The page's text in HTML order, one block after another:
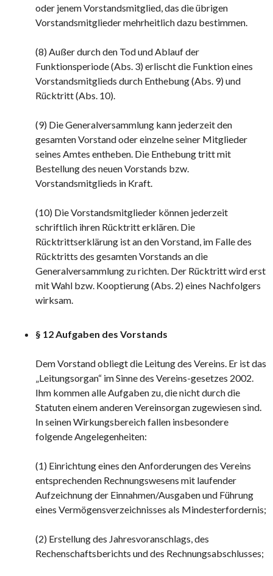
oder jenem Vorstandsmitglied, das die übrigen
Vorstandsmitglieder mehrheitlich dazu bestimmen.
(8) Außer durch den Tod und Ablauf der
Funktionsperiode (Abs. 3) erlischt die Funktion eines
Vorstandsmitglieds durch Enthebung (Abs. 9) und
Rücktritt (Abs. 10).
(9) Die Generalversammlung kann jederzeit den
gesamten Vorstand oder einzelne seiner Mitglieder
seines Amtes entheben. Die Enthebung tritt mit
Bestellung des neuen Vorstands bzw.
Vorstandsmitglieds in Kraft.
(10) Die Vorstandsmitglieder können jederzeit
schriftlich ihren Rücktritt erklären. Die
Rücktrittserklärung ist an den Vorstand, im Falle des
Rücktritts des gesamten Vorstands an die
Generalversammlung zu richten. Der Rücktritt wird erst
mit Wahl bzw. Kooptierung (Abs. 2) eines Nachfolgers
wirksam.
§ 12 Aufgaben des Vorstands
Dem Vorstand obliegt die Leitung des Vereins. Er ist das
„Leitungsorgan“ im Sinne des Vereins-gesetzes 2002.
Ihm kommen alle Aufgaben zu, die nicht durch die
Statuten einem anderen Vereinsorgan zugewiesen sind.
In seinen Wirkungsbereich fallen insbesondere
folgende Angelegenheiten:
(1) Einrichtung eines den Anforderungen des Vereins
entsprechenden Rechnungswesens mit laufender
Aufzeichnung der Einnahmen/Ausgaben und Führung
eines Vermögensverzeichnisses als Mindesterfordernis;
(2) Erstellung des Jahresvoranschlags, des
Rechenschaftsberichts und des Rechnungsabschlusses;